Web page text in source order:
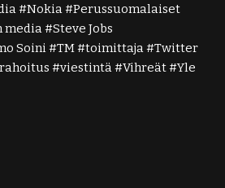
Nokia
Perussuomalaiset
media
Steve Jobs
Soini TM toimittaja
Twitter
viestintä Vihreät Yle